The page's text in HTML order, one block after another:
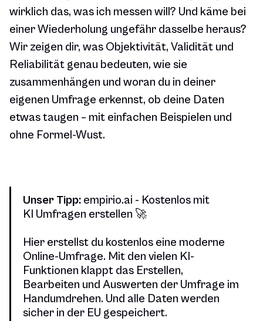
wirklich das, was ich messen will? Und käme bei
einer Wiederholung ungefähr dasselbe heraus?
Wir zeigen dir, was Objektivität, Validität und
Reliabilität genau bedeuten, wie sie
zusammenhängen und woran du in deiner
eigenen Umfrage erkennst, ob deine Daten
etwas taugen – mit einfachen Beispielen und
ohne Formel-Wust.
Unser Tipp: empirio.ai - Kostenlos mit
KI Umfragen erstellen 🚀
Hier erstellst du kostenlos eine moderne
Online-Umfrage. Mit den vielen KI-
Funktionen klappt das Erstellen,
Bearbeiten und Auswerten der Umfrage im
Handumdrehen. Und alle Daten werden
sicher in der EU gespeichert.